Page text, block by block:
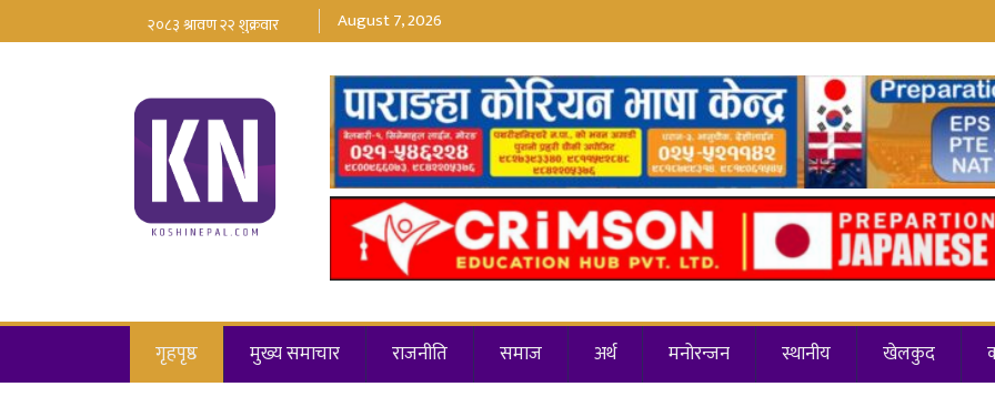
August 7, 2026
गृहपृष्ठ मुख्य समाचार राजनीति समाज अर्थ मनोरन्जन स्थानीय खेलकुद